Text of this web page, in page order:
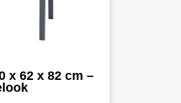
x 62 x 82 cm –